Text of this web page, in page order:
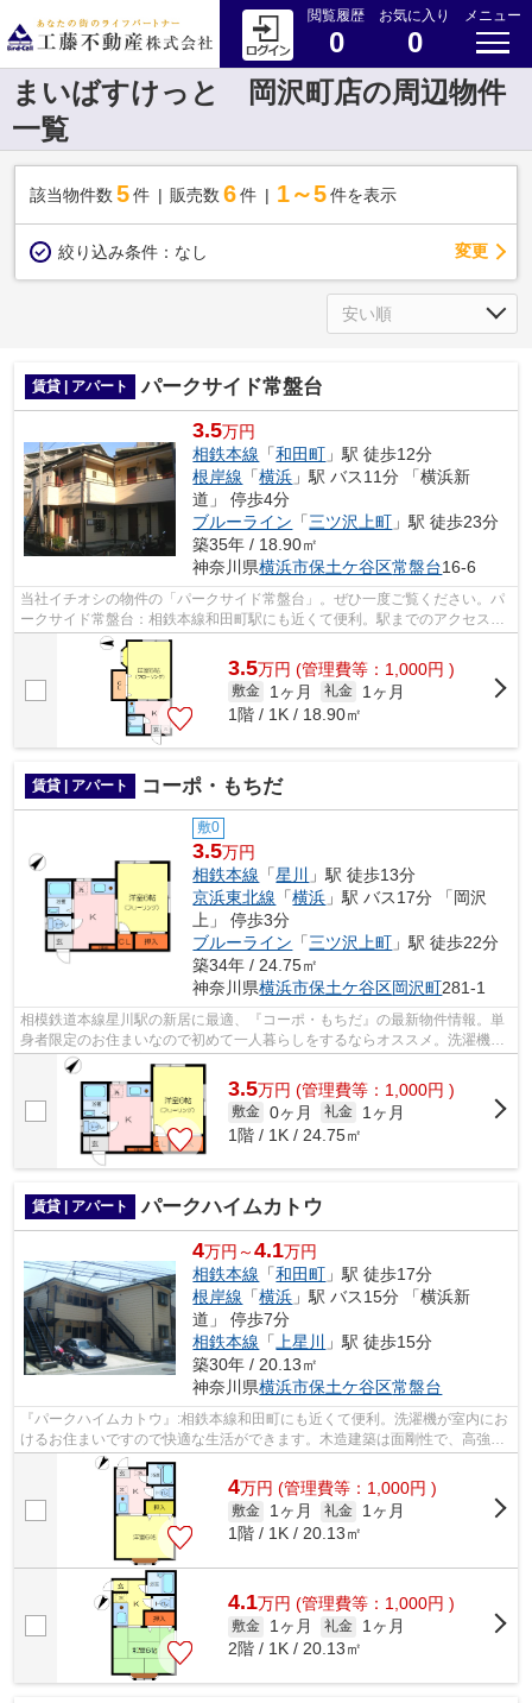
閲覧履歴
0
お気に入り
0
メニュー
まいばすけっと 岡沢町店の周辺物件
一覧
該当物件数 5件 販売数 6 件 1～5 件を表示
絞り込み条件： なし 変更
賃貸 | アパート パークサイド常盤台
3.5万円
相鉄本線 「和田町 」駅 徒歩12分
根岸線 「横浜 」駅 バス11分 「横浜新
道」 停歩4分
ブルーライン 「三ツ沢上町 」駅 徒歩23分
築35年 / 18.90㎡
神奈川県横浜市保土ケ谷区常盤台16-6
当社イチオシの物件の「パークサイド常盤台」。ぜひ一度ご覧ください。パ
ークサイド常盤台：相鉄本線和田町駅にも近くて便利。駅までのアクセスが
良い、徒歩12分のところに位置する物...
3.5万円 (管理費等：1,000円 )
敷金 1ヶ月 礼金
1ヶ月
1階 / 1K / 18.90㎡
賃貸 | アパート コーポ・もちだ
敷0
3.5万円
相鉄本線 「星川
」駅 徒歩13分
京浜東北線 「横浜 」駅 バス17分 「岡沢
上」 停歩3分
ブルーライン 「三ツ沢上町 」駅 徒歩22分
築34年 / 24.75㎡
神奈川県横浜市保土ケ谷区岡沢町281-1
相模鉄道本線星川駅の新居に最適、『コーポ・もちだ』の最新物件情報。単
身者限定のお住まいなので初めて一人暮らしをするならオススメ。洗濯機の
おけるスペースを室内に確保、生活し...
3.5万円 (管理費等：1,000円 )
敷金 0ヶ月 礼金
1ヶ月
1階 / 1K / 24.75㎡
賃貸 | アパート パークハイムカトウ
4万円～4.1万円
相鉄本線 「和田町 」駅 徒歩17分
根岸線 「横浜 」駅 バス15分 「横浜新
道」 停歩7分
相鉄本線 「 上星川
」駅 徒歩15分
築30年 / 20.13㎡
神奈川県横浜市保土ケ谷区常盤台
『パークハイムカトウ』:相鉄本線和田町にも近くて便利。洗濯機が室内にお
けるお住まいですので快適な生活ができます。木造建築は面剛性で、高強度
なので安心して暮らせます。魅力的な...
4万円 (管理費等：1,000円 )
敷金 1ヶ月 礼金
1ヶ月
1階 / 1K / 20.13㎡
4.1万円 (管理費等：1,000円 )
敷金 1ヶ月 礼金
1ヶ月
2階 / 1K / 20.13㎡